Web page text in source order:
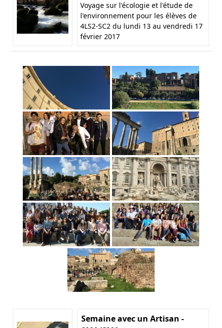
Voyage sur l'écologie et l'étude de
l'environnement pour les élèves de
4LS2-SC2 du lundi 13 au vendredi 17
février 2017
Semaine avec un Artisan -